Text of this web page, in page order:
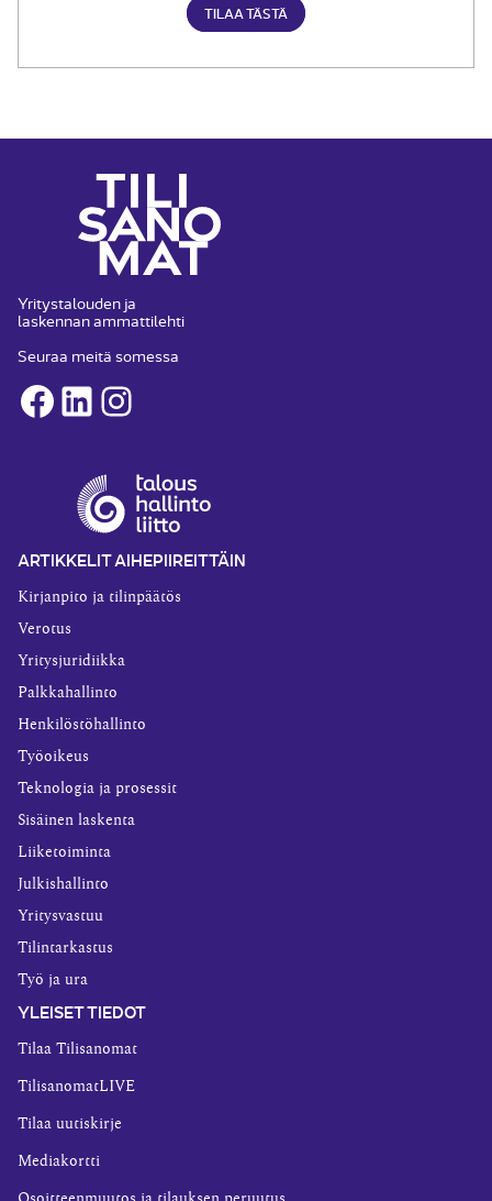
TILAA TÄSTÄ
Yritystalouden ja
laskennan ammattilehti
Seuraa meitä somessa
Facebook
LinkedInInstagram
ARTIKKELIT AIHEPIIREITTÄIN
Kirjanpito ja tilinpäätös
Verotus
Yritysjuridiikka
Palkkahallinto
Henkilöstöhallinto
Työoikeus
Teknologia ja prosessit
Sisäinen laskenta
Liiketoiminta
Julkishallinto
Yritysvastuu
Tilintarkastus
Työ ja ura
YLEISET TIEDOT
Tilaa Tilisanomat
TilisanomatLIVE
Tilaa uutiskirje
Mediakortti